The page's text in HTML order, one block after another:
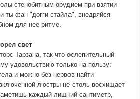
стенобитным орудием при взятии
ты фан "догги-стайла", внедряйся
для нее ритме.
свет
Тарзана, так что ослепительный
удовольствию только на пользу:
и можно без нервов найти
люстры не столь восхищает
каждый лишний сантиметр,